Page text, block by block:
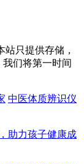
只提供存储，
我们将第一时间
中医体质辨识仪
助力孩子健康成